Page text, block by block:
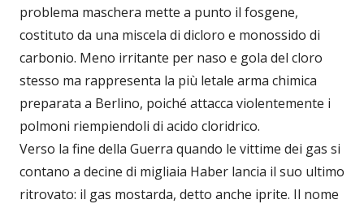
problema maschera mette a punto il fosgene,
costituto da una miscela di dicloro e monossido di
carbonio. Meno irritante per naso e gola del cloro
stesso ma rappresenta la più letale arma chimica
preparata a Berlino, poiché attacca violentemente i
polmoni riempiendoli di acido cloridrico.
Verso la fine della Guerra quando le vittime dei gas si
contano a decine di migliaia Haber lancia il suo ultimo
ritrovato: il gas mostarda, detto anche iprite. Il nome